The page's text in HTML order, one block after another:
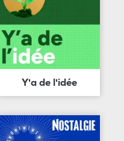
Y'a de l'idée